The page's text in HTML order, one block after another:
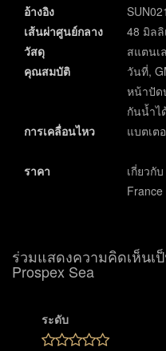
อ้างอิง
เส้นผ่าศูนย์กลาง
48 มิลลิ
วัสดุ
สแตนเ
คุณสมบัติ
วันที่,
หน้าปัด
กันน้ำไ
การเคลื่อนไหว
แบตเต
ราคา
เกี่ยวกั
France
ร่วมแสดงความคิดเห็นเ
Prospex Sea
ระดับ